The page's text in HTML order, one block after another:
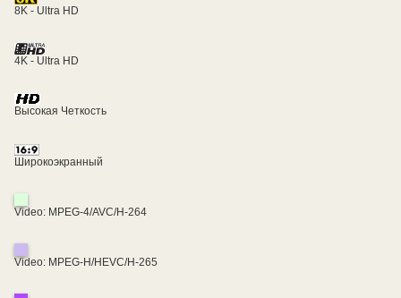
8K - Ultra HD
4K - Ultra HD
Высокая Четкость
Широкоэкранный
Video: MPEG-4/AVC/H-264
Video: MPEG-H/HEVC/H-265